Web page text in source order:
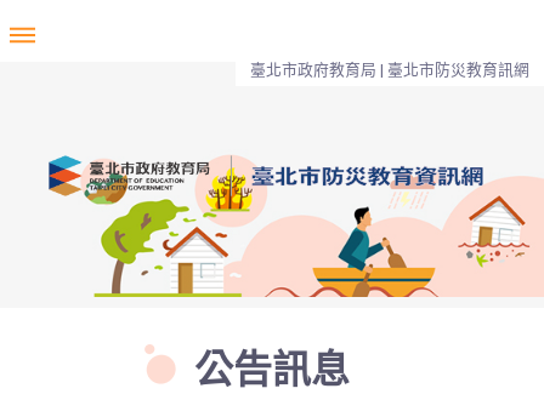
臺北市政府教育局 | 臺北市防災教育訊網
公告訊息